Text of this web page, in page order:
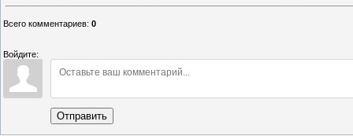
Всего комментариев: 0
Войдите:
Отправить